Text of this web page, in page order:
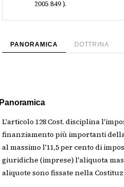
2005 849 ).
PANORAMICA DOTTRINA
Panoramica
L'articolo 128 Cost. disciplina
finanziamento più importanti
al massimo l'11,5 per cento di
giuridiche (imprese) l'aliquota
aliquote sono fissate nella